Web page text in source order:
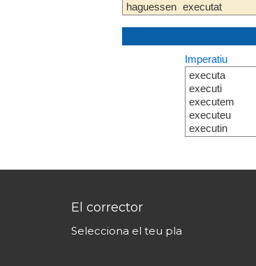
haguessen executat
Imperatiu
executa
executi
executem
executeu
executin
El corrector
Selecciona el teu pla